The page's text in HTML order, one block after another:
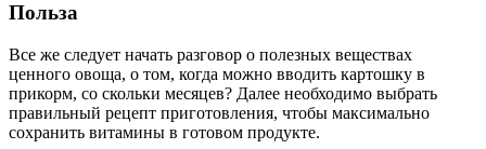
Польза
Все же следует начать разговор о полезных веществах
ценного овоща, о том, когда можно вводить картошку в
прикорм, со скольки месяцев? Далее необходимо выбрать
правильный рецепт приготовления, чтобы максимально
сохранить витамины в готовом продукте.